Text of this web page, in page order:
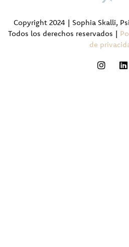
Copyright 2024 | Sophia Skalli,
Todos los derechos reservados |
de